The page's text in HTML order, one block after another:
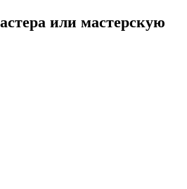
или мастерскую